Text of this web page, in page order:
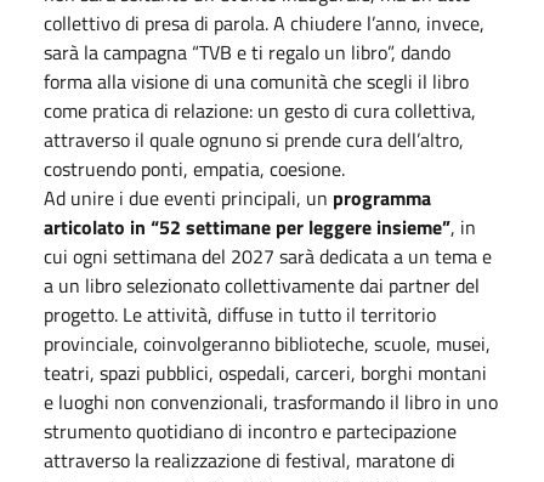
collettivo di presa di parola. A chiudere l’anno, invece,
sarà la campagna “TVB e ti regalo un libro”, dando
forma alla visione di una comunità che scegli il libro
come pratica di relazione: un gesto di cura collettiva,
attraverso il quale ognuno si prende cura dell’altro,
costruendo ponti, empatia, coesione.
Ad unire i due eventi principali, un programma
articolato in “52 settimane per leggere insieme”, in
cui ogni settimana del 2027 sarà dedicata a un tema e
a un libro selezionato collettivamente dai partner del
progetto. Le attività, diffuse in tutto il territorio
provinciale, coinvolgeranno biblioteche, scuole, musei,
teatri, spazi pubblici, ospedali, carceri, borghi montani
e luoghi non convenzionali, trasformando il libro in uno
strumento quotidiano di incontro e partecipazione
attraverso la realizzazione di festival, maratone di